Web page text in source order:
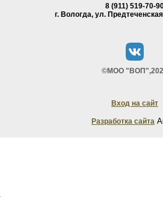
8 (911) 519-70-
г. Вологда, ул.
©МОО
Вход на сайт
Разработка сайта